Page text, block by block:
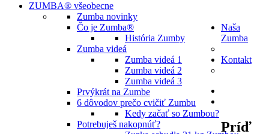
ZUMBA® všeobecne
Zumba novinky
Čo je Zumba®
História Zumby
Zumba videá
Zumba videá 1
Zumba videá 2
Zumba videá 3
Prvýkrát na Zumbe
6 dôvodov prečo cvičiť Zumbu
Kedy začať so Zumbou?
Potrebuješ nakopnúť?
Naša
Zumba
Kontakt
Príď